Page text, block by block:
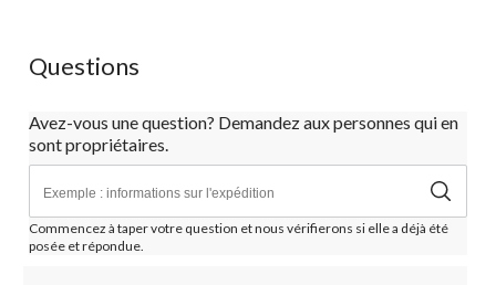
Questions
Avez-vous une question? Demandez aux personnes qui en
sont propriétaires.
Commencez à taper votre question et nous vérifierons si elle a déjà été
posée et répondue.